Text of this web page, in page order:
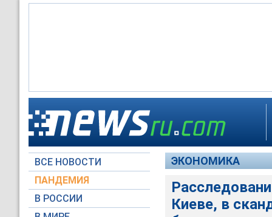
ВСЕ НОВОСТИ
ПАНДЕМИЯ
В РОССИИ
ЭКОНОМИКА
Киеве, в
Данные ICIJ
мировой
помогающих
Global Look Press